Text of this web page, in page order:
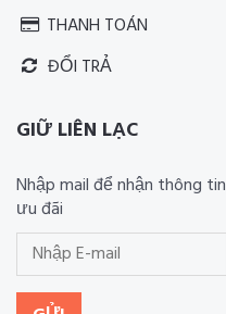
THANH TOÁN
ĐỔI TRẢ
GIỮ LIÊN LẠC
Nhập mail để nhận thông tin
ưu đãi